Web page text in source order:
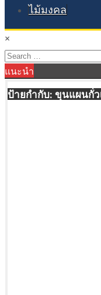
ไม้มงคล
×
Search
for:
แนะนำ
ป้ายกำกับ: ขุนแผนกั่ว